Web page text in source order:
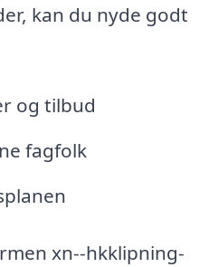
kan du nyde godt
og tilbud
fagfolk
xn--hkklipning-